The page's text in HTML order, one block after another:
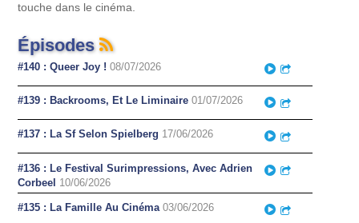
touche dans le cinéma.
Épisodes
#140 : Queer Joy ! 08/07/2026 Play
#139 : Backrooms, Et Le Liminaire 01/07/2026 Play
#137 : La Sf Selon Spielberg 17/06/2026 Play
#136 : Le Festival Surimpressions, Avec Adrien
Corbeel 10/06/2026
Play
#135 : La Famille Au Cinéma 03/06/2026 Play